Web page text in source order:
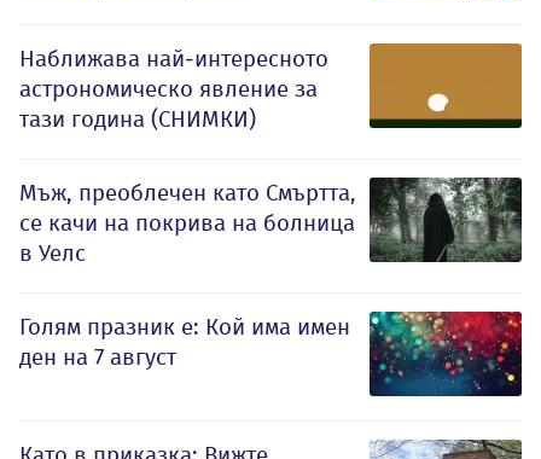
Наближава най-интересното
астрономическо явление за
тази година (СНИМКИ)
Мъж, преоблечен като Смъртта,
се качи на покрива на болница
в Уелс
Голям празник е: Кой има имен
ден на 7 август